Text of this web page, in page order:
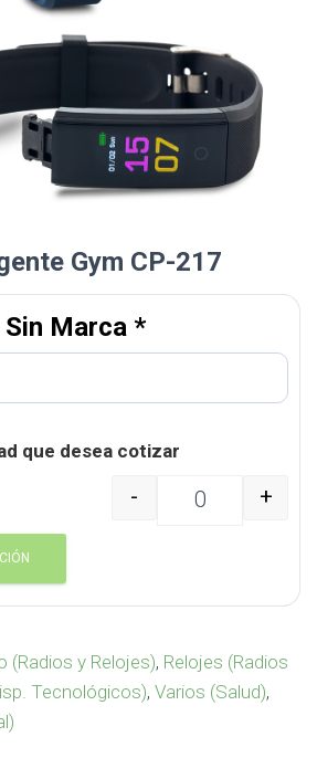
Gym CP-217
Marca *
que desea cotizar
Pulsera inteligente
- +
(Radios y Relojes), Relojes (Radios
Tecnológicos), Varios (Salud),